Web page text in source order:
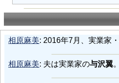
相原麻美: 2016年7月、実業家・
相原麻美: 夫は実業家の与沢翼。